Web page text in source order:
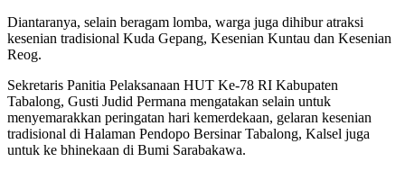
Diantaranya, selain beragam lomba, warga juga dihibur atraksi
kesenian tradisional Kuda Gepang, Kesenian Kuntau dan Kesenian
Reog.
Sekretaris Panitia Pelaksanaan HUT Ke-78 RI Kabupaten
Tabalong, Gusti Judid Permana mengatakan selain untuk
menyemarakkan peringatan hari kemerdekaan, gelaran kesenian
tradisional di Halaman Pendopo Bersinar Tabalong, Kalsel juga
untuk ke bhinekaan di Bumi Sarabakawa.